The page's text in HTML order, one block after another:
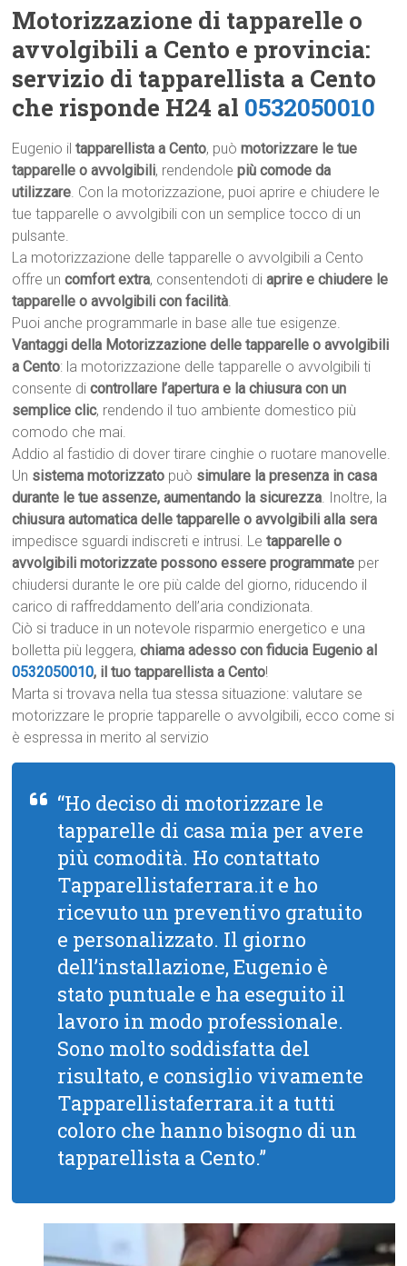
Motorizzazione di tapparelle o
avvolgibili a Cento e provincia:
servizio di tapparellista a Cento
che risponde H24 al 0532050010
Eugenio iltapparellista a Cento, puòmotorizzare le tue
tapparelle o avvolgibili, rendendolepiù comode da
utilizzare. Con la motorizzazione, puoi aprire e chiudere le
tue tapparelle o avvolgibili con un semplice tocco di un
pulsante.
La motorizzazione delle tapparelle o avvolgibili a Cento
offre uncomfort extra, consentendoti diaprire e chiudere le
tapparelle o avvolgibili con facilità.
Puoi anche programmarle in base alle tue esigenze.
Vantaggi della Motorizzazione delle tapparelle o avvolgibili
a Cento: la motorizzazione delle tapparelle o avvolgibili ti
consente dicontrollare l’apertura e la chiusura con un
semplice clic, rendendo il tuo ambiente domestico più
comodo che mai.
Addio al fastidio di dover tirare cinghie o ruotare manovelle.
Un sistema motorizzato può simulare la presenza in casa
durante le tue assenze, aumentando la sicurezza. Inoltre, la
chiusura automatica delle tapparelle o avvolgibili alla sera
impedisce sguardi indiscreti e intrusi. Letapparelle o
avvolgibili motorizzate possono essere programmate per
chiudersi durante le ore più calde del giorno, riducendo il
carico di raffreddamento dell’aria condizionata.
Ciò si traduce in un notevole risparmio energetico e una
bolletta più leggera,chiama adesso con fiducia Eugenio al
0532050010, il tuo tapparellista a Cento!
Marta si trovava nella tua stessa situazione: valutare se
motorizzare le proprie tapparelle o avvolgibili, ecco come si
è espressa in merito al servizio
“Ho deciso di motorizzare le
tapparelle di casa mia per avere
più comodità. Ho contattato
Tapparellistaferrara.it e ho
ricevuto un preventivo gratuito
e personalizzato. Il giorno
dell’installazione, Eugenio è
stato puntuale e ha eseguito il
lavoro in modo professionale.
Sono molto soddisfatta del
risultato, e consiglio vivamente
Tapparellistaferrara.it a tutti
coloro che hanno bisogno di un
tapparellista a Cento.”